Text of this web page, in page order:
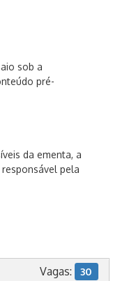
sob a
pré-
da ementa, a
pela
Vagas: 30